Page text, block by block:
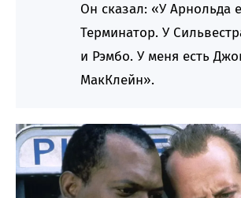
Он сказал: «У Арнольда
Терминатор. У
и Рэмбо. У меня есть
МакКлейн».